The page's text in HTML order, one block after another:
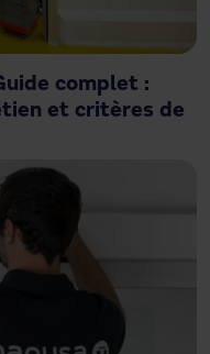
complet :
et critères de